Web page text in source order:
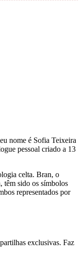
nome é Sofia Teixeira
pessoal criado a 13
celta. Bran, o
têm sido os símbolos
representados por
exclusivas. Faz